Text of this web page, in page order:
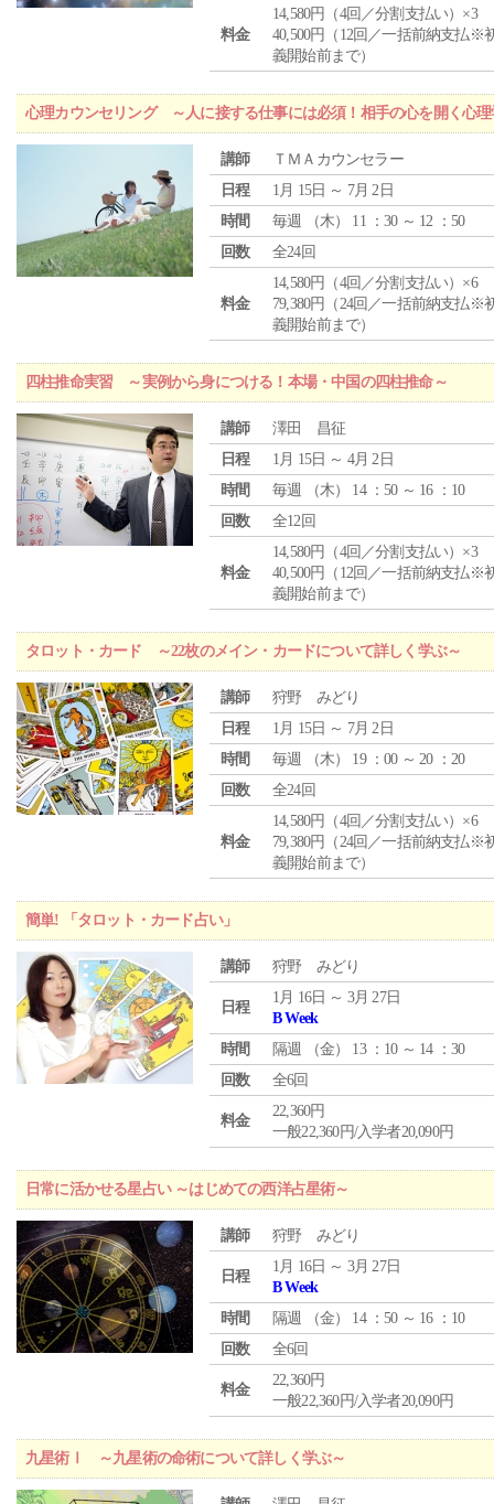
料金
14,580円（4回／分割支払い）×3
40,500円（12回／一括前納支払※
義開始前まで）
心理カウンセリング ～人に接する仕事には必須！相手の心を開く心理
講師
ＴＭＡカウンセラー
日程
1月 15日 ～ 7月 2日
時間
毎週 （木） 11 ：30 ～ 12 ：50
回数
全24回
料金
14,580円（4回／分割支払い）×6
79,380円（24回／一括前納支払※
義開始前まで）
四柱推命実習 ～実例から身につける！本場・中国の四柱推命～
講師
澤田 昌征
日程
1月 15日 ～ 4月 2日
時間
毎週 （木） 14 ：50 ～ 16 ：10
回数
全12回
料金
14,580円（4回／分割支払い）×3
40,500円（12回／一括前納支払※
義開始前まで）
タロット・カード ～22枚のメイン・カードについて詳しく学ぶ～
講師
狩野 みどり
日程
1月 15日 ～ 7月 2日
時間
毎週 （木） 19 ：00 ～ 20 ：20
回数
全24回
料金
14,580円（4回／分割支払い）×6
79,380円（24回／一括前納支払※
義開始前まで）
簡単! 「タロット・カード占い」
講師 狩野 みどり
日程
1月 16日 ～ 3月 27日
B Week
時間
隔週 （金） 13 ：10 ～ 14 ：30
回数
全6回
料金
22,360円
一般22,360円/入学者20,090円
日常に活かせる星占い ～はじめての西洋占星術～
講師 狩野 みどり
日程
1月 16日 ～ 3月 27日
B Week
時間
隔週 （金） 14 ：50 ～ 16 ：10
回数
全6回
料金
22,360円
一般22,360円/入学者20,090円
九星術Ⅰ ～九星術の命術について詳しく学ぶ～